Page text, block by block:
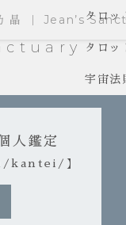
タロッ
タロッ
宇宙法
人鑑定
kantei/】
晶 ｜ Jean’s